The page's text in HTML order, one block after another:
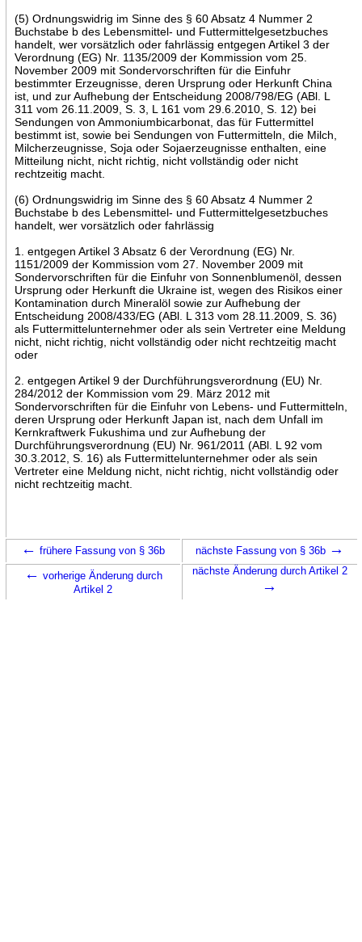
(5) Ordnungswidrig im Sinne des § 60 Absatz 4 Nummer 2
Buchstabe b des Lebensmittel- und Futtermittelgesetzbuches
handelt, wer vorsätzlich oder fahrlässig entgegen Artikel 3 der
Verordnung (EG) Nr. 1135/2009 der Kommission vom 25.
November 2009 mit Sondervorschriften für die Einfuhr
bestimmter Erzeugnisse, deren Ursprung oder Herkunft China
ist, und zur Aufhebung der Entscheidung 2008/798/EG (ABl. L
311 vom 26.11.2009, S. 3, L 161 vom 29.6.2010, S. 12) bei
Sendungen von Ammoniumbicarbonat, das für Futtermittel
bestimmt ist, sowie bei Sendungen von Futtermitteln, die Milch,
Milcherzeugnisse, Soja oder Sojaerzeugnisse enthalten, eine
Mitteilung nicht, nicht richtig, nicht vollständig oder nicht
rechtzeitig macht.
(6) Ordnungswidrig im Sinne des § 60 Absatz 4 Nummer 2
Buchstabe b des Lebensmittel- und Futtermittelgesetzbuches
handelt, wer vorsätzlich oder fahrlässig
1. entgegen Artikel 3 Absatz 6 der Verordnung (EG) Nr.
1151/2009 der Kommission vom 27. November 2009 mit
Sondervorschriften für die Einfuhr von Sonnenblumenöl, dessen
Ursprung oder Herkunft die Ukraine ist, wegen des Risikos einer
Kontamination durch Mineralöl sowie zur Aufhebung der
Entscheidung 2008/433/EG (ABl. L 313 vom 28.11.2009, S. 36)
als Futtermittelunternehmer oder als sein Vertreter eine Meldung
nicht, nicht richtig, nicht vollständig oder nicht rechtzeitig macht
oder
2. entgegen Artikel 9 der Durchführungsverordnung (EU) Nr.
284/2012 der Kommission vom 29. März 2012 mit
Sondervorschriften für die Einfuhr von Lebens- und Futtermitteln,
deren Ursprung oder Herkunft Japan ist, nach dem Unfall im
Kernkraftwerk Fukushima und zur Aufhebung der
Durchführungsverordnung (EU) Nr. 961/2011 (ABl. L 92 vom
30.3.2012, S. 16) als Futtermittelunternehmer oder als sein
Vertreter eine Meldung nicht, nicht richtig, nicht vollständig oder
nicht rechtzeitig macht.
← frühere Fassung von § 36b nächste Fassung von § 36b →
← vorherige Änderung durch
Artikel 2
nächste Änderung durch Artikel 2
→